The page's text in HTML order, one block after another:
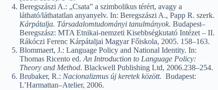
Beregszászi A.: „Csata” a szimbolikus térért, avagy a
látható/láthatatlan anyanyelv. In: Beregszászi A., Papp R. szerk.
Kárpátalja. Társadalomtudományi tanulmányok. Budapest–
Beregszász: MTA Etnikai-nemzeti Kisebbségkutató Intézet – II.
Rákóczi Ferenc Kárpátaljai Magyar Főiskola, 2005. 158–163.
Blommaert, J.: Language Policy and National Identity. In:
Thomas Ricento ed. An Introduction to Language Policy:
Theory and Method. Blackwell Publishing Ltd, 2006.238–254.
Brubaker, R.: Nacionalizmus új keretek között. Budapest:
L’Harmattan–Atelier, 2006.